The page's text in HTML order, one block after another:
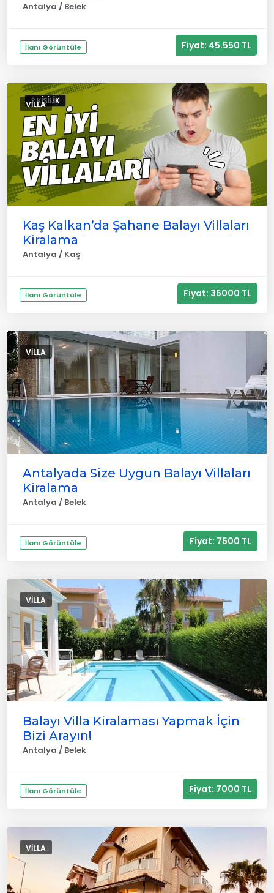
Antalya / Belek
İlanı Görüntüle Fiyat: 45.550 TL
VILLA
Kaş Kalkan’da Şahane Balayı Villaları
Kiralama
Antalya / Kaş
İlanı Görüntüle Fiyat: 35000 TL
VILLA
Antalyada Size Uygun Balayı Villaları
Kiralama
Antalya / Belek
İlanı Görüntüle Fiyat: 7500 TL
VILLA
Balayı Villa Kiralaması Yapmak İçin
Bizi Arayın!
Antalya / Belek
İlanı Görüntüle Fiyat: 7000 TL
VILLA